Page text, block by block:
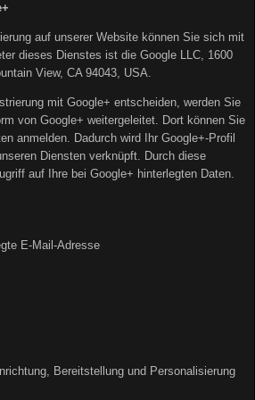
auf unserer Website können Sie sich mit
dieses Dienstes ist die Google LLC, 1600
View, CA 94043, USA.
mit Google+ entscheiden, werden Sie
von Google+ weitergeleitet. Dort können Sie
anmelden. Dadurch wird Ihr Google+-Profil
Diensten verknüpft. Durch diese
auf Ihre bei Google+ hinterlegten Daten.
E-Mail-Adresse
Bereitstellung und Personalisierung